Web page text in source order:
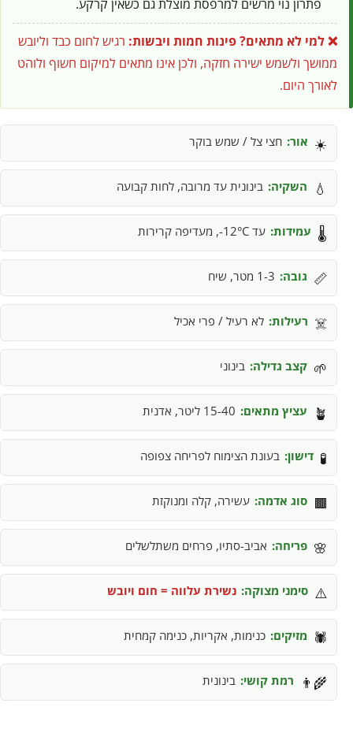
פתרון נוי מרשים למרפסת מוצלת גם כשאין קרקע.
❌ למי לא מתאים?פינות חמות ויבשות: רגיש לחום כבד וליובש
ממושך ולשמש ישירה חזקה, ולכן אינו מתאים למיקום חשוף ולוהט
לאורך היום.
☀️ אור: חצי צל / שמש בוקר
💧 השקיה: בינונית עד מרובה, לחות קבועה
🌡️ עמידות: עד 12°C-, מעדיפה קרירות
📏 גובה: 1-3 מטר, שיח
☠️ רעילות: לא רעיל / פרי אכיל
🌱 קצב גדילה: בינוני
🪴 עציץ מתאים: 15-40 ליטר, אדנית
🧪 דישון: בעונת הצימוח לפריחה צפופה
🟫 סוג אדמה: עשירה, קלה ומנוקזת
🌸 פריחה: אביב-סתיו, פרחים משתלשלים
⚠️ סימני מצוקה: נשירת עלווה = חום ויובש
🕷️ מזיקים: כנימות, אקריות, כנימה קמחית
👨‍🌾 רמת קושי: בינונית